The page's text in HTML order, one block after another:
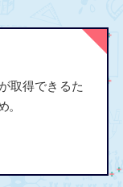
取得できるた
。